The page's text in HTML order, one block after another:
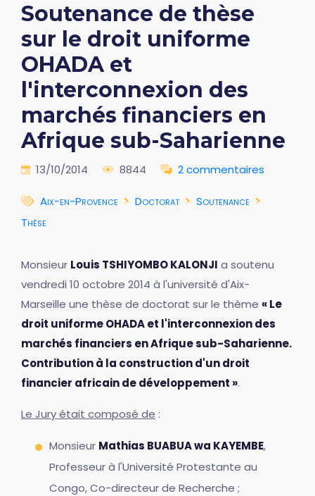
Soutenance de thèse
sur le droit uniforme
OHADA et
l'interconnexion des
marchés financiers en
Afrique sub-Saharienne
13/10/2014 8844 2 commentaires
Aix-en-Provence Doctorat
Soutenance
Thèse
Monsieur Louis TSHIYOMBO KALONJI a soutenu
vendredi 10 octobre 2014 à l'université d'Aix-
Marseille une thèse de doctorat sur le thème « Le
droit uniforme OHADA et l'interconnexion des
marchés financiers en Afrique sub-Saharienne.
Contribution à la construction d'un droit
financier africain de développement ».
Le Jury était composé de :
Monsieur Mathias BUABUA wa KAYEMBE,
Professeur à l'Université Protestante au
Congo, Co-directeur de Recherche ;